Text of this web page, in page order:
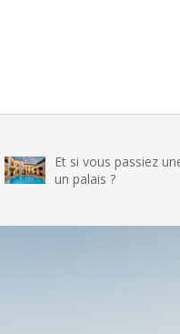
Et si vous passiez une nuit dans
un palais ?